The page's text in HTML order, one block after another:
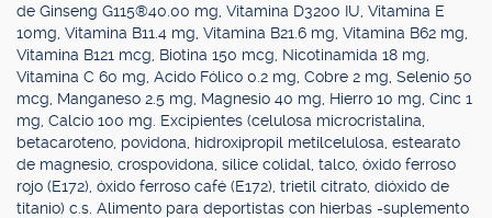
de Ginseng G115®40.00 mg, Vitamina D3200 IU, Vitamina E
10mg, Vitamina B11.4 mg, Vitamina B21.6 mg, Vitamina B62 mg,
Vitamina B121 mcg, Biotina 150 mcg, Nicotinamida 18 mg,
Vitamina C 60 mg, Acido Fólico 0.2 mg, Cobre 2 mg, Selenio 50
mcg, Manganeso 2.5 mg, Magnesio 40 mg, Hierro 10 mg, Cinc 1
mg, Calcio 100 mg. Excipientes (celulosa microcristalina,
betacaroteno, povidona, hidroxipropil metilcelulosa, estearato
de magnesio, crospovidona, sílice colidal, talco, óxido ferroso
rojo (E172), óxido ferroso café (E172), trietil citrato, dióxido de
titanio) c.s. Alimento para deportistas con hierbas -suplemento